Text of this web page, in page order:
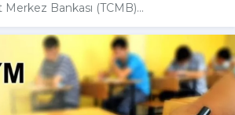
Bankası (TCMB)...